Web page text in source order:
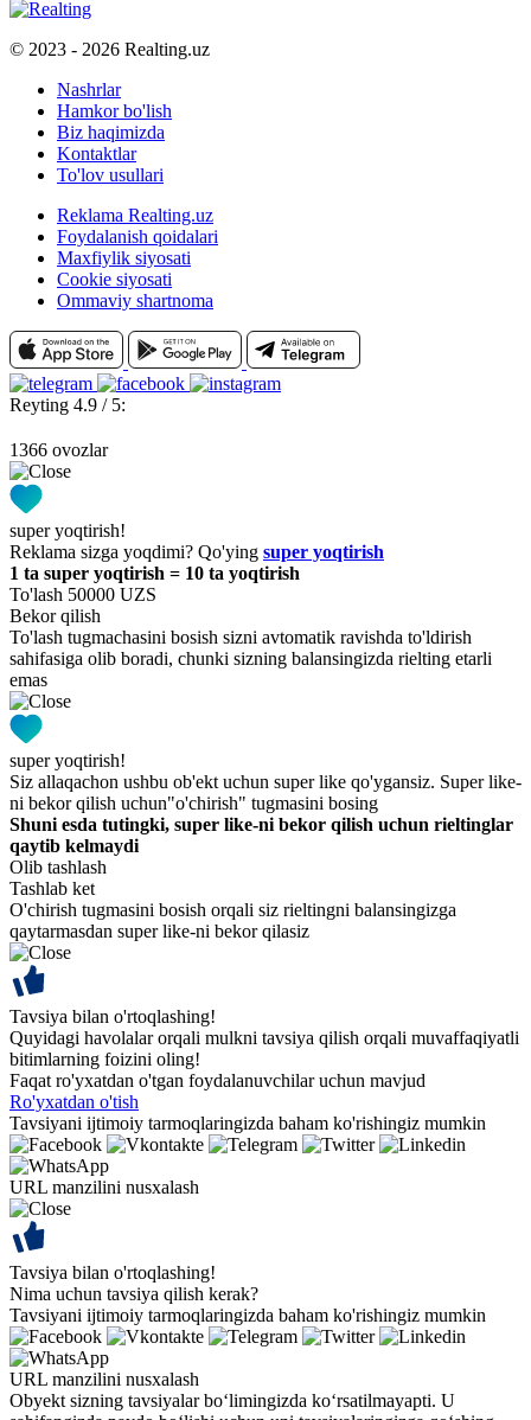
© 2023 - 2026 Realting.uz
Nashrlar
Hamkor bo'lish
Biz haqimizda
Kontaktlar
To'lov usullari
Reklama Realting.uz
Foydalanish qoidalari
Maxfiylik siyosati
Cookie siyosati
Ommaviy shartnoma
Reyting 4.9 / 5:
1366 ovozlar
super yoqtirish!
Reklama sizga yoqdimi? Qo'ying super yoqtirish
1 ta super yoqtirish = 10 ta yoqtirish
To'lash 50000 UZS
Bekor qilish
To'lash tugmachasini bosish sizni avtomatik ravishda to'ldirish
sahifasiga olib boradi, chunki sizning balansingizda rielting etarli
emas
super yoqtirish!
Siz allaqachon ushbu ob'ekt uchun super like qo'ygansiz. Super like-
ni bekor qilish uchun"o'chirish" tugmasini bosing
Shuni esda tutingki, super like-ni bekor qilish uchun rieltinglar
qaytib kelmaydi
Olib tashlash
Tashlab ket
O'chirish tugmasini bosish orqali siz rieltingni balansingizga
qaytarmasdan super like-ni bekor qilasiz
Tavsiya bilan o'rtoqlashing!
Quyidagi havolalar orqali mulkni tavsiya qilish orqali muvaffaqiyatli
bitimlarning foizini oling!
Faqat ro'yxatdan o'tgan foydalanuvchilar uchun mavjud
Ro'yxatdan o'tish
Tavsiyani ijtimoiy tarmoqlaringizda baham ko'rishingiz mumkin
URL manzilini nusxalash
Tavsiya bilan o'rtoqlashing!
Nima uchun tavsiya qilish kerak?
Tavsiyani ijtimoiy tarmoqlaringizda baham ko'rishingiz mumkin
URL manzilini nusxalash
Obyekt sizning tavsiyalar bo‘limingizda ko‘rsatilmayapti. U